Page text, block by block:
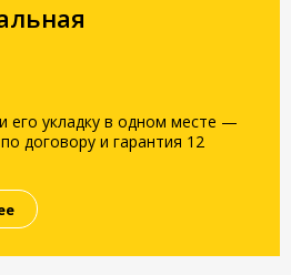
его укладку в одном месте —
договору и гарантия 12